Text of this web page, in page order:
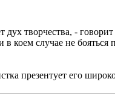
творчества, -
случае не бояться
презентует его